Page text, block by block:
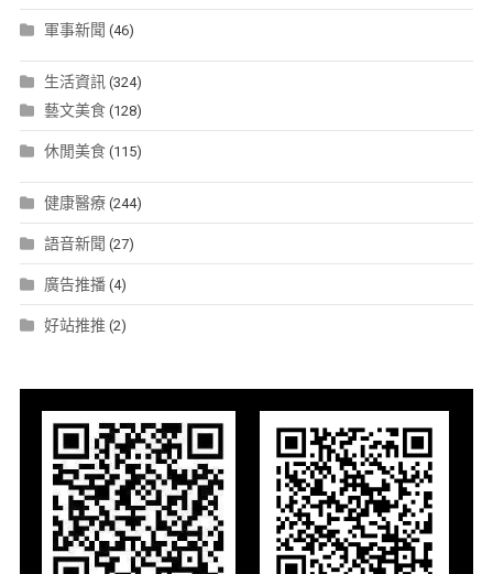
軍事新聞 (46)
生活資訊(324)
藝文美食(128)
休閒美食(115)
健康醫療(244)
語音新聞 (27)
廣告推播(4)
好站推推 (2)